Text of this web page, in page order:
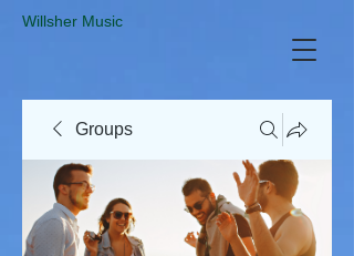
​Willsher Music
Groups